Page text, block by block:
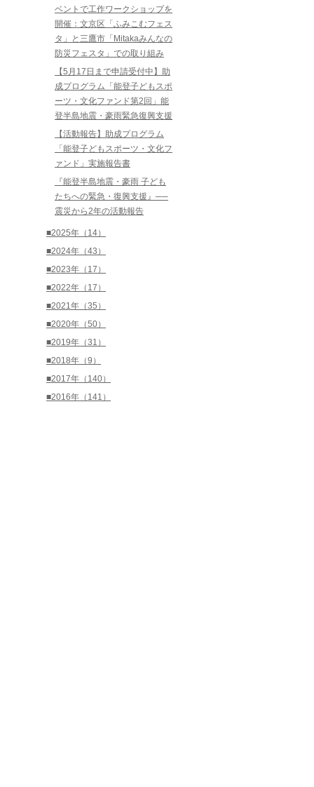
ベントで工作ワークショップを
開催：文京区「ふみこむフェス
タ」と三鷹市「Mitakaみんなの
防災フェスタ」での取り組み
【5月17日まで申請受付中】助
成プログラム「能登子どもスポ
ーツ・文化ファンド第2回」能
登半島地震・豪雨緊急復興支援
【活動報告】助成プログラム
「能登子どもスポーツ・文化フ
ァンド」実施報告書
『能登半島地震・豪雨 子ども
たちへの緊急・復興支援』──
震災から2年の活動報告
■2025年（14）
■2024年（43）
■2023年（17）
■2022年（17）
■2021年（35）
■2020年（50）
■2019年（31）
■2018年（9）
■2017年（140）
■2016年（141）